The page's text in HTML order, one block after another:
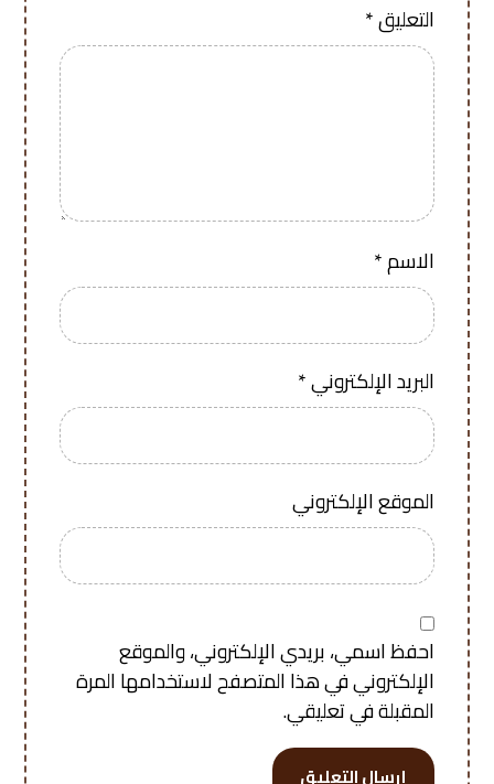
التعليق*
الاسم*
البريد الإلكتروني*
الموقع الإلكتروني
احفظ اسمي، بريدي الإلكتروني، والموقع
الإلكتروني في هذا المتصفح لاستخدامها المرة
المقبلة في تعليقي.
إرسال التعليق